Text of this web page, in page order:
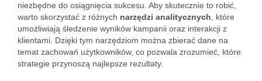
niezbędne do osiągnięcia sukcesu. Aby skutecznie to robić,
warto skorzystać z różnych narzędzi analitycznych , które
umożliwiają śledzenie wyników kampanii oraz interakcji z
klientami. Dzięki tym narzędziom można zbierać dane na
temat zachowań użytkowników, co pozwala zrozumieć, które
strategie przynoszą najlepsze rezultaty.